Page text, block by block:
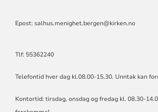
Epost: salhus.menighet.bergen@kirken.no
Tlf: 55362240
Telefontid hver dag kl.08.00-15.30. Unntak kan
Kontortid: tirsdag, onsdag og fredag kl. 08.30-